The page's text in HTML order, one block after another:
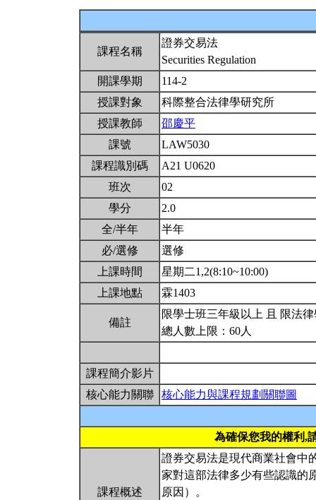
課程名稱
證券交易法
Securities Regulation
開課學期
114-2
授課對象
科際整合法律學研究所
授課教師
邵慶平
課號
LAW5030
課程識別碼
A21 U0620
班次
02
學分
2.0
全/半年
半年
必/選修
選修
上課時間
星期二1,2(8:10~10:00)
上課地點
霖1403
備註
限學士班三年級以上 且 限法
總人數上限：60人
課程簡介影片
核心能力關聯
核心能力與課程規劃關聯圖
為確保您我的權利,
課程概述
證券交易法是現代商業社會中
家對這部法律多少有些認識的
原因）。